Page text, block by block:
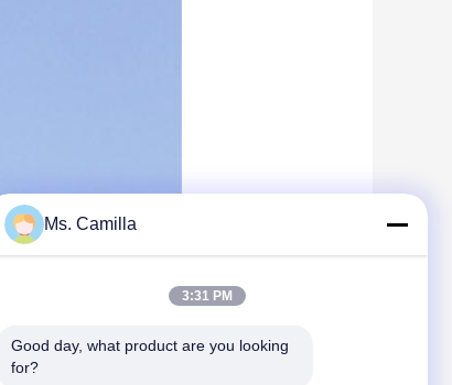
Ms. Camilla
3:31 PM
Good day, what product are you looking
for?